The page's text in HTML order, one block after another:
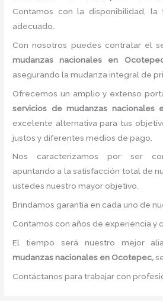
Contamos con la disponibilidad, la
adecuado.
Con nosotros puedes contratar el
mudanzas nacionales
en
asegurando la mudanza integral de
Ofrecemos un amplio y extenso
servicios de mudanzas nacionales
excelente alternativa para tus
justos y diferentes medios de pago.
Nos caracterizamos por ser
apuntando a la satisfacción total de
ustedes nuestro mayor objetivo.
Brindamos garantía en cada uno de
Contamos con años de experiencia y
El tiempo será nuestro mejor
mudanzas nacionales en Ocotepec,
Contáctanos para trabajar con